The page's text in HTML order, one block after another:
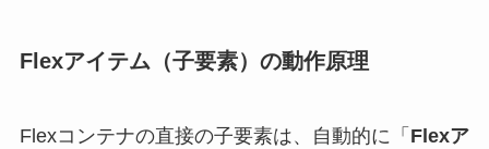
Flexアイテム（子要素）の動作原理
Flexコンテナの直接の子要素は、自動的に「 Flexア